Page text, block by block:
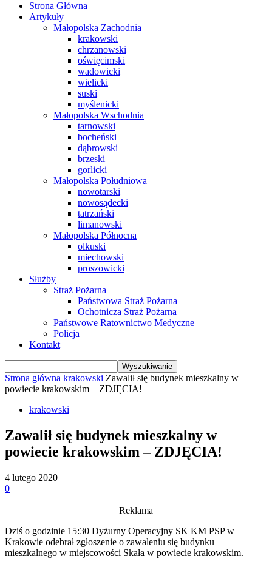
Strona Główna
Artykuły
Małopolska Zachodnia
krakowski
chrzanowski
oświęcimski
wadowicki
wielicki
suski
myślenicki
Małopolska Wschodnia
tarnowski
bocheński
dąbrowski
brzeski
gorlicki
Małopolska Południowa
nowotarski
nowosądecki
tatrzański
limanowski
Małopolska Północna
olkuski
miechowski
proszowicki
Służby
Straż Pożarna
Państwowa Straż Pożarna
Ochotnicza Straż Pożarna
Państwowe Ratownictwo Medyczne
Policja
Kontakt
Strona główna krakowski Zawalił się budynek mieszkalny w
powiecie krakowskim – ZDJĘCIA!
krakowski
Zawalił się budynek mieszkalny w
powiecie krakowskim – ZDJĘCIA!
4 lutego 2020
0
Reklama
Dziś o godzinie 15:30 Dyżurny Operacyjny SK KM PSP w
Krakowie odebrał zgłoszenie o zawaleniu się budynku
mieszkalnego w miejscowości Skała w powiecie krakowskim.